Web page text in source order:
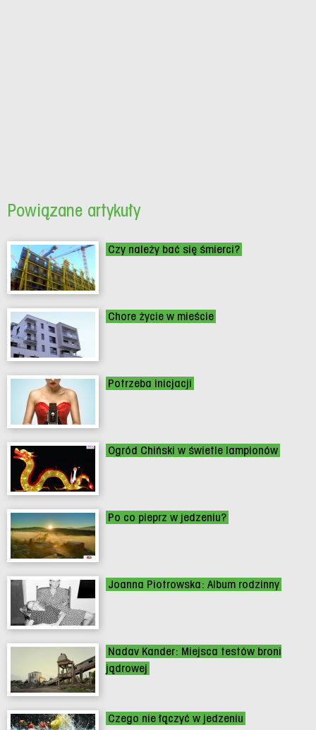
Powiązane artykuły
Czy należy bać się śmierci?
Chore życie w mieście
Potrzeba inicjacji
Ogród Chiński w świetle lampionów
Po co pieprz w jedzeniu?
Joanna Piotrowska: Album rodzinny
Nadav Kander: Miejsca testów broni
jądrowej
Czego nie łączyć w jedzeniu